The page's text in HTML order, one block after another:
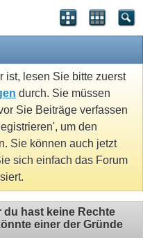
ist, lesen Sie bitte zuerst
durch. Sie müssen
Sie Beiträge verfassen
um den
Sie können auch jetzt
sich einfach das Forum
du hast keine Rechte
einer der Gründe